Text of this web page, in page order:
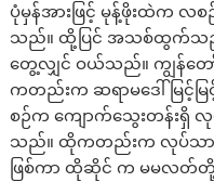
ပုံမှန်အားဖြင့် မုန့်ဖိုးထဲက လစ
သည်။ ထို့ပြင် အသစ်ထွက်သ
တွေ့လျှင် ဝယ်သည်။ ကျွန်တော်
ကတည်းက ဆရာမဒေါ်မြင့်မြ
စဉ်က ကျောက်သွေးတန်းရှိ
သည်။ ထိုကတည်းက လုပ်သား
ဖြစ်ကာ ထိုဆိုင် က မမလတ်တို့